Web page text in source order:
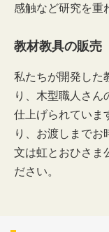
感触など研究を重
教材教具の販売
私たちが開発した
り、木型職人さ
仕上げられていま
り、お渡しまでお
文は虹とおひさま
ださい。